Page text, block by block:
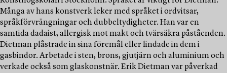
Många av hans konstverk leker med språket i ordvitsar,
språkförvrängningar och dubbeltydigheter. Han var en
samtida dadaist, allergisk mot makt och tvärsäkra påståenden.
Dietman plåstrade in sina föremål eller lindade in dem i
gasbindor. Arbetade i sten, brons, gjutjärn och aluminium och
verkade också som glaskonstnär. Erik Dietman var påverkad